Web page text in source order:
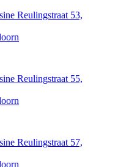
Reulingstraat 53,
Reulingstraat 55,
Reulingstraat 57,